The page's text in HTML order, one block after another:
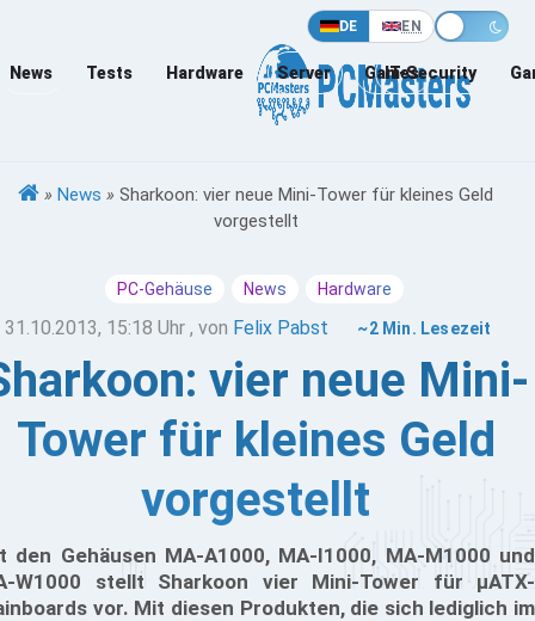
DE EN
News Tests Hardware Server Games
IT-Security
» News » Sharkoon: vier neue Mini-Tower für kleines Geld
vorgestellt
PC-Gehäuse News Hardware
31.10.2013, 15:18 Uhr , von Felix Pabst ~2 Min. Lesezeit
vier neue Mini-
Tower für kleines Geld
vorgestellt
den Gehäusen MA-A1000, MA-I1000, MA-M1000 und
W1000 stellt Sharkoon vier Mini-Tower für µATX-
vor. Mit diesen Produkten, die sich lediglich im